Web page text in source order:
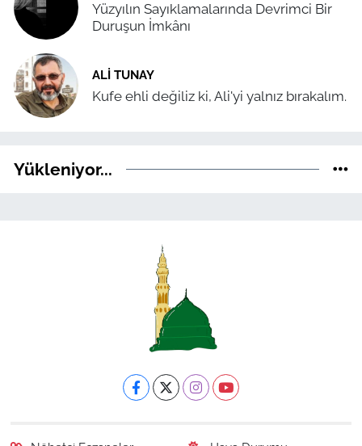
Yüzyılın Sayıklamalarında Devrimci Bir
Duruşun İmkânı
ALI TUNAY
Kufe ehli değiliz ki, Ali'yi yalnız bırakalım.
Yükleniyor...